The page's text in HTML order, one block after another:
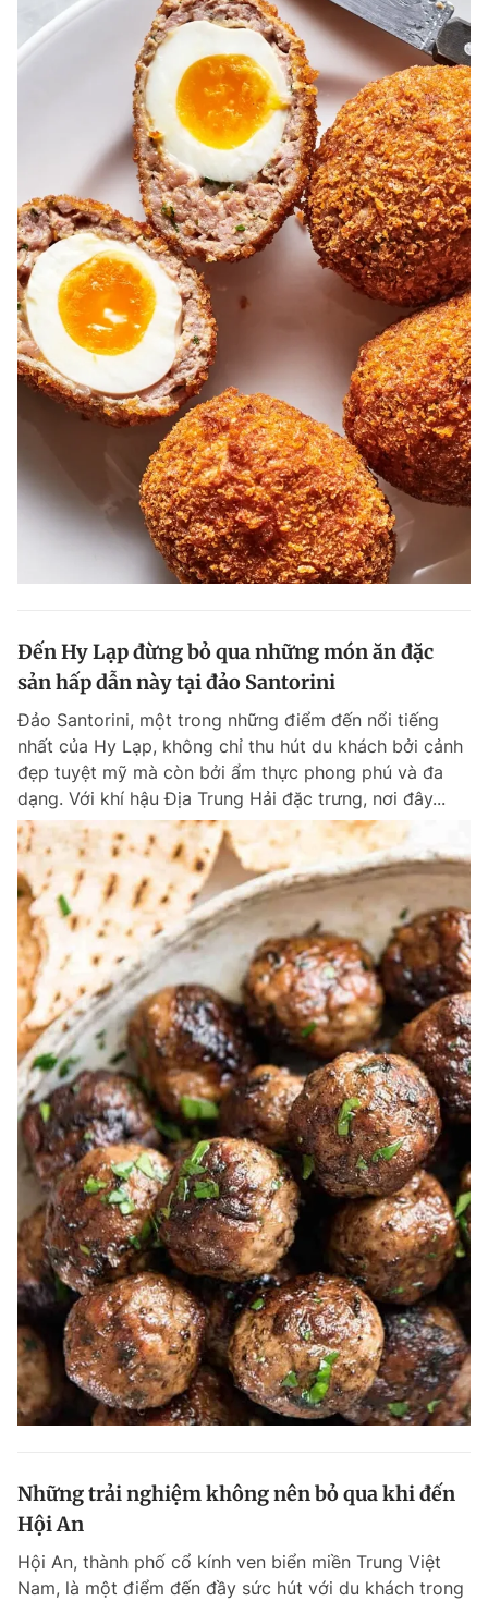
Theo dõi báo trên
0906 645 777
Liên hệ quảng cáo
0908 780 404
Đặt báo Quảng cáo RSS Tòa soạn Chính sách bảo
Tổng biên tập: Nguyễn Ngọc Toàn
Phó tổng biên tập thường trực: Hải Thành
Phó tổng biên tập: Lâm Hiếu Dũng
Phó tổng biên tập: Trần Việt Hưng
Tổng thư ký tòa soạn: Đức Trung
Giấy phép xuất bản số 110/GP - BTTTT cấp ngày 24.3.2020
© 2003-2026 Bản quyền thuộc về Báo Thanh Niên. Cấm sao chép
dưới mọi hình thức nếu không có sự chấp thuận bằng văn bản.
Phát triển bởi ePi Technologies, JSC.
Đến Hy Lạp đừng bỏ qua những món ăn đặc
sản hấp dẫn này tại đảo Santorini
Đảo Santorini, một trong những điểm đến nổi tiếng
nhất của Hy Lạp, không chỉ thu hút du khách bởi cảnh
đẹp tuyệt mỹ mà còn bởi ẩm thực phong phú và đa
dạng. Với khí hậu Địa Trung Hải đặc trưng, nơi đây...
Những trải nghiệm không nên bỏ qua khi đến
Hội An
Hội An, thành phố cổ kính ven biển miền Trung Việt
Nam, là một điểm đến đầy sức hút với du khách trong